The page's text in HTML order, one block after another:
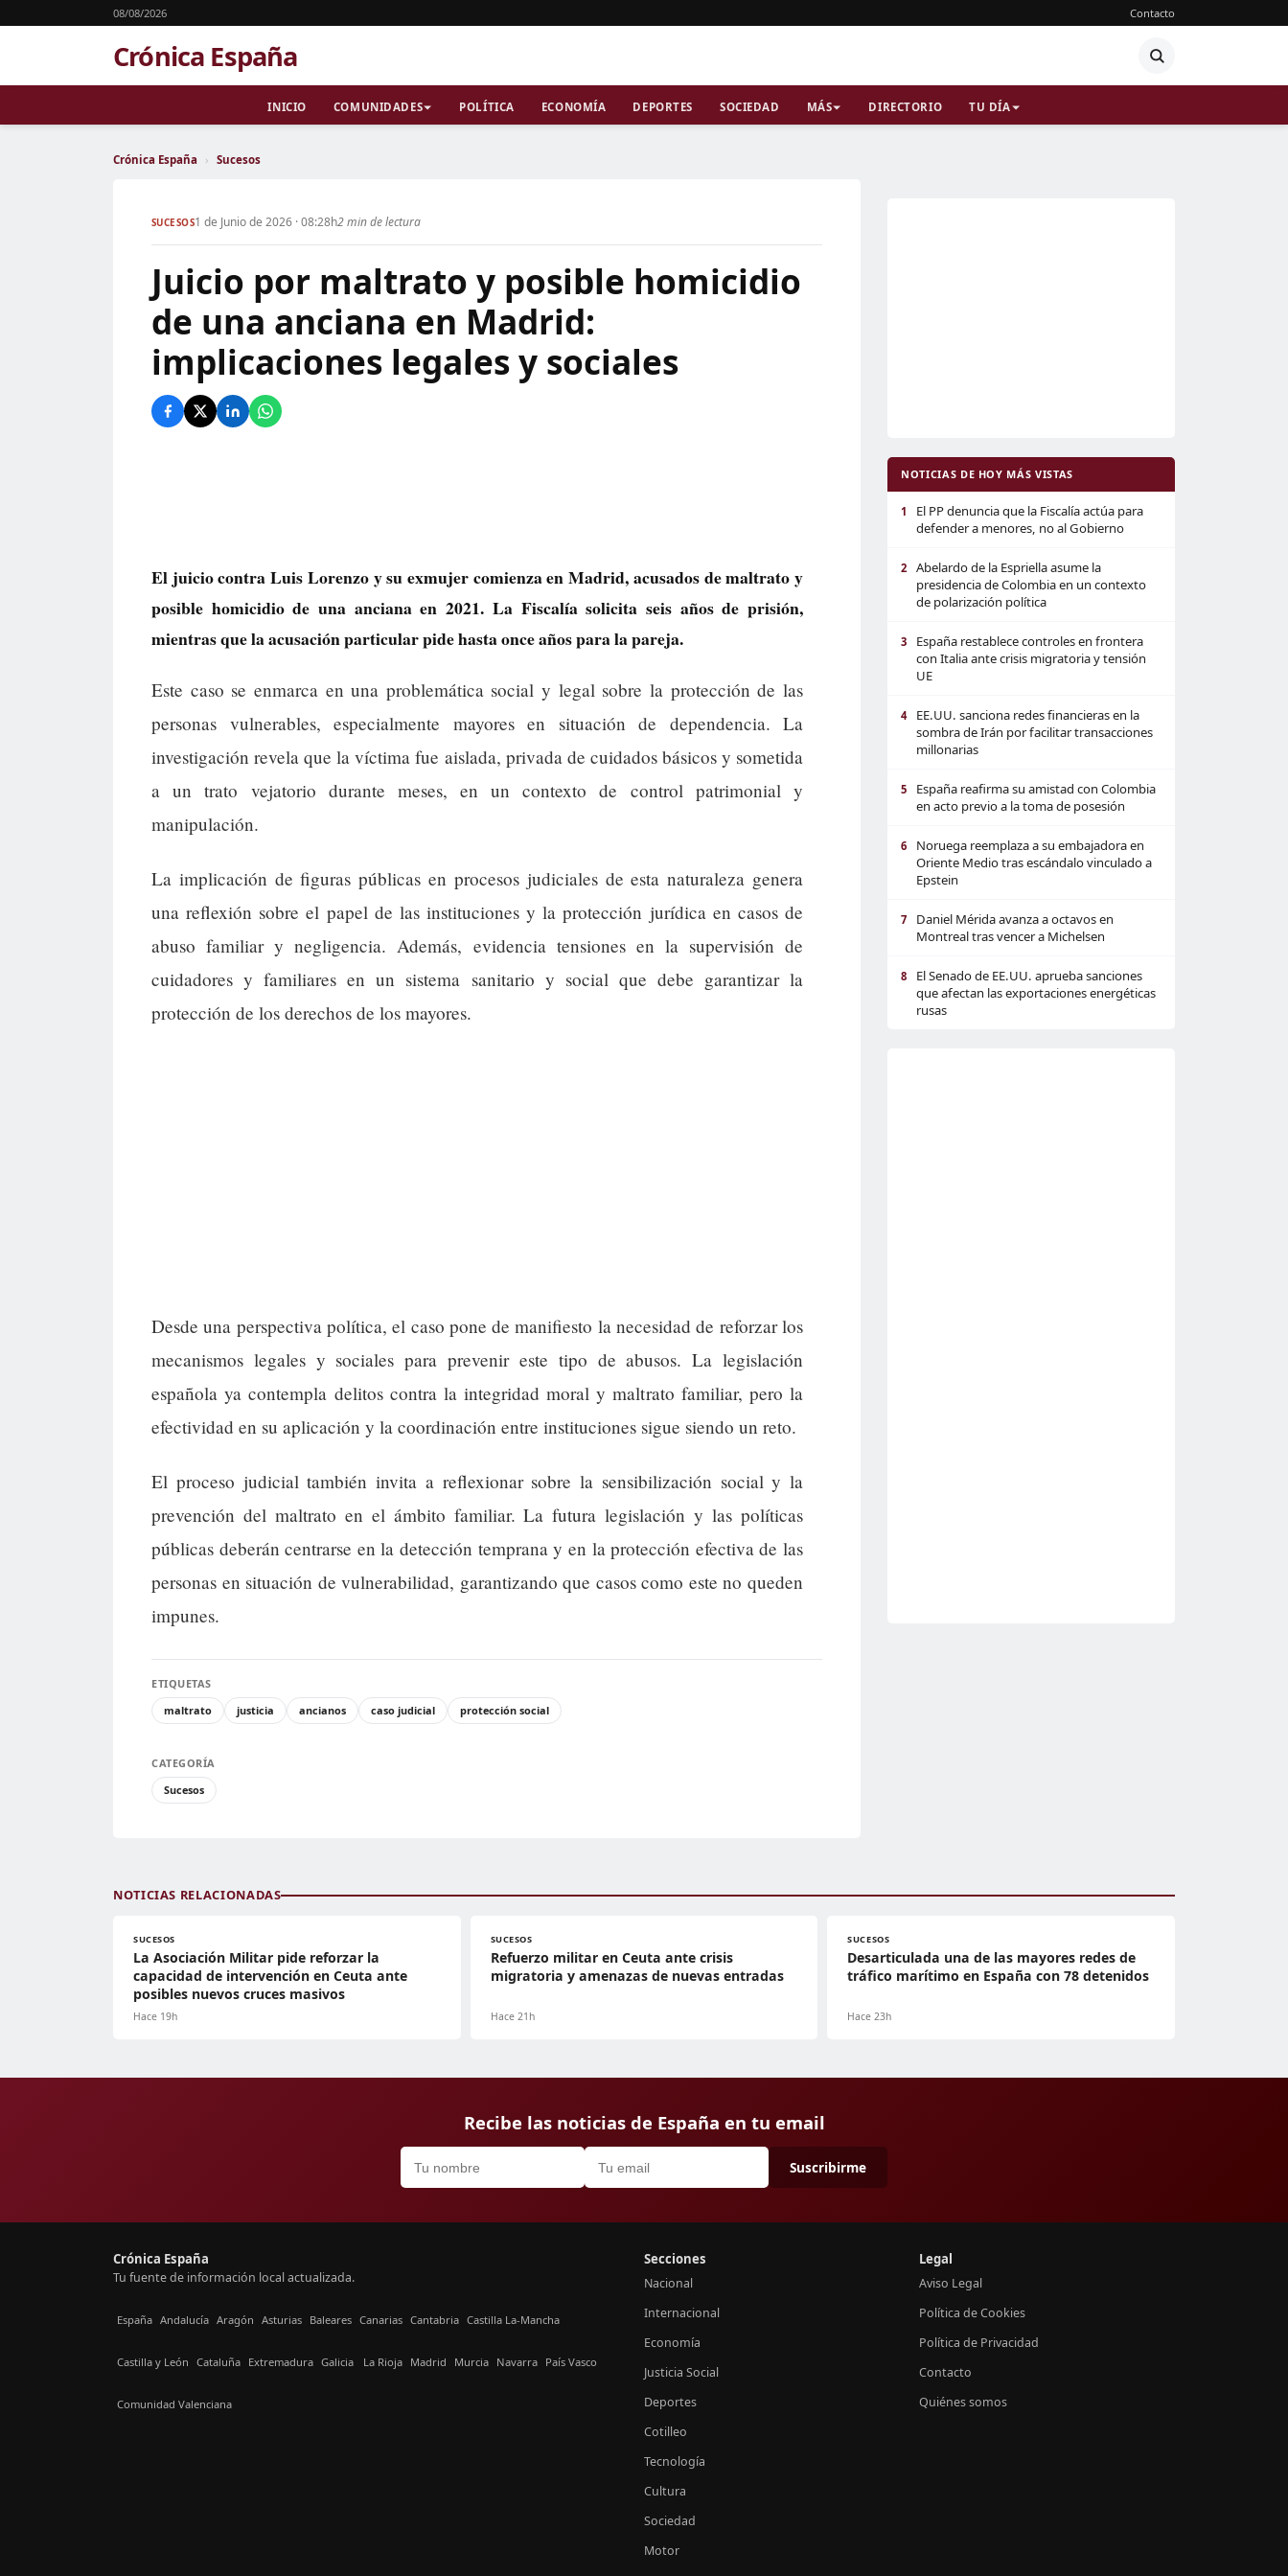
08/08/2026 Contacto
Crónica España
INICIO COMUNIDADES POLÍTICA ECONOMÍA DEPORTES SOCIEDAD MÁS DIRECTORIO TU DÍA
Crónica España › Sucesos
SUCESOS1 de Junio de 2026 · 08:28h2 min de lectura
Juicio por maltrato y posible homicidio
de una anciana en Madrid:
implicaciones legales y sociales
El juicio contra Luis Lorenzo y su exmujer comienza en Madrid, acusados de maltrato y
posible homicidio de una anciana en 2021. La Fiscalía solicita seis años de prisión,
mientras que la acusación particular pide hasta once años para la pareja.
Este caso se enmarca en una problemática social y legal sobre la protección de las
personas vulnerables, especialmente mayores en situación de dependencia. La
investigación revela que la víctima fue aislada, privada de cuidados básicos y sometida
a un trato vejatorio durante meses, en un contexto de control patrimonial y
manipulación.
La implicación de figuras públicas en procesos judiciales de esta naturaleza genera
una reflexión sobre el papel de las instituciones y la protección jurídica en casos de
abuso familiar y negligencia. Además, evidencia tensiones en la supervisión de
cuidadores y familiares en un sistema sanitario y social que debe garantizar la
protección de los derechos de los mayores.
Desde una perspectiva política, el caso pone de manifiesto la necesidad de reforzar los
mecanismos legales y sociales para prevenir este tipo de abusos. La legislación
española ya contempla delitos contra la integridad moral y maltrato familiar, pero la
efectividad en su aplicación y la coordinación entre instituciones sigue siendo un reto.
El proceso judicial también invita a reflexionar sobre la sensibilización social y la
prevención del maltrato en el ámbito familiar. La futura legislación y las políticas
públicas deberán centrarse en la detección temprana y en la protección efectiva de las
personas en situación de vulnerabilidad, garantizando que casos como este no queden
impunes.
ETIQUETAS
maltrato
justicia ancianos caso judicial protección social
CATEGORÍA
Sucesos
NOTICIAS DE HOY MÁS VISTAS
1
El PP denuncia que la Fiscalía actúa para
defender a menores, no al Gobierno
2
Abelardo de la Espriella asume la
presidencia de Colombia en un contexto
de polarización política
3
España restablece controles en frontera
con Italia ante crisis migratoria y tensión
UE
4
EE.UU. sanciona redes financieras en la
sombra de Irán por facilitar transacciones
millonarias
5
España reafirma su amistad con Colombia
en acto previo a la toma de posesión
6
Noruega reemplaza a su embajadora en
Oriente Medio tras escándalo vinculado a
Epstein
7
Daniel Mérida avanza a octavos en
Montreal tras vencer a Michelsen
8
El Senado de EE.UU. aprueba sanciones
que afectan las exportaciones energéticas
rusas
NOTICIAS RELACIONADAS
SUCESOS
La Asociación Militar pide reforzar la
capacidad de intervención en Ceuta ante
posibles nuevos cruces masivos
Hace 19h
SUCESOS
Refuerzo militar en Ceuta ante crisis
migratoria y amenazas de nuevas entradas
Hace 21h
SUCESOS
Desarticulada una de las mayores redes de
tráfico marítimo en España con 78 detenidos
Hace 23h
Recibe las noticias de España en tu email
Suscribirme
Crónica España
Tu fuente de información local actualizada.
España Andalucía Aragón Asturias Baleares Canarias Cantabria Castilla La-Mancha
Castilla y León Cataluña Extremadura Galicia La Rioja Madrid Murcia Navarra País Vasco
Comunidad Valenciana
Secciones
Nacional
Internacional
Economía
Justicia Social
Deportes
Cotilleo
Tecnología
Cultura
Sociedad
Motor
Legal
Aviso Legal
Política de Cookies
Política de Privacidad
Contacto
Quiénes somos